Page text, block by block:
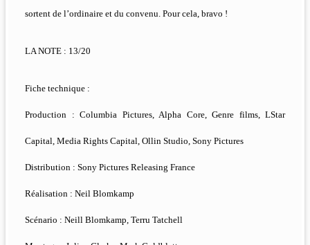
sortent de l’ordinaire et du convenu. Pour cela, bravo !
LA NOTE : 13/20
Fiche technique :
Production : Columbia Pictures, Alpha Core, Genre films, LStar
Capital, Media Rights Capital, Ollin Studio, Sony Pictures
Distribution : Sony Pictures Releasing France
Réalisation : Neil Blomkamp
Scénario : Neill Blomkamp, Terru Tatchell